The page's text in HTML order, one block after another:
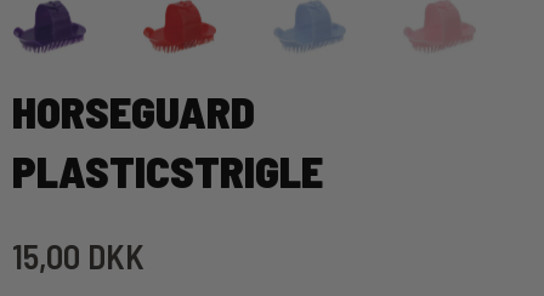
HORSEGUARD
PLASTICSTRIGLE
15,00 DKK